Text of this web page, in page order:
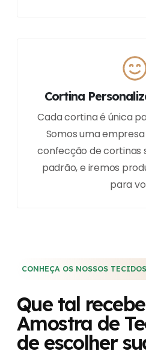
Cortina
Cada cortina é única
Somos uma
confecção de cortinas
padrão, e iremos
para
CONHEÇA OS NOSSOS TECIDOS
Que tal
Amostra de
de escolher